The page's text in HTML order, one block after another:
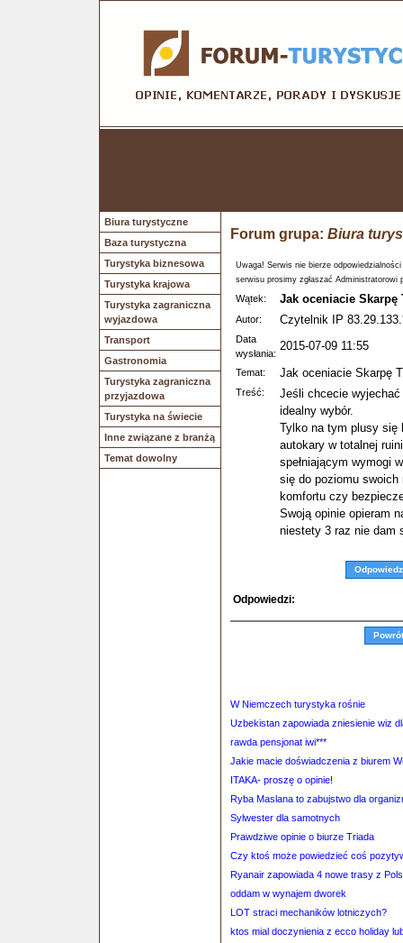
Biura turystyczne
Baza turystyczna
Turystyka biznesowa
Turystyka krajowa
Turystyka zagraniczna
wyjazdowa
Transport
Gastronomia
Turystyka zagraniczna
przyjazdowa
Turystyka na świecie
Inne związane z branżą
Temat dowolny
Forum grupa: Biura
Uwaga! Serwis nie bierze
serwisu prosimy zgłaszać Administratorowi
Wątek: Jak oceniacie Skarpę
Autor: Czytelnik IP
Data
wysłania:
2015-07-09 11:55
Temat: Jak oceniacie Skarpę
Treść:
Jeśli chcecie wyjechać
idealny wybór.
Tylko na tym plusy się
autokary w totalnej
spełniającym wymogi
się do poziomu
komfortu czy
Swoją opinie opieram
niestety 3 raz nie dam
Odpowiedz
Odpowiedzi:
W Niemczech turystyka rośnie
Uzbekistan zapowiada zniesienie wiz
rawda pensjonat iwi***
Jakie macie doświadczenia z biurem
ITAKA- proszę o opinie!
Ryba Maslana to zabujstwo dla
Sylwester dla samotnych
Prawdziwe opinie o biurze Triada
Czy ktoś może powiedzieć coś
Ryanair zapowiada 4 nowe trasy z
oddam w wynajem dworek
LOT straci mechaników lotniczych?
ktos mial doczynienia z ecco holiday